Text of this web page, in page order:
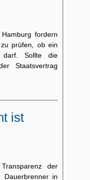
fordern
prüfen, ob ein
darf. Sollte die
Staatsvertrag
ist
der
Dauerbrenner in